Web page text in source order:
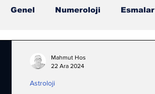
Genel Numeroloji Esmalar
Astroloji
Mahmut Hos
22 Ara 2024